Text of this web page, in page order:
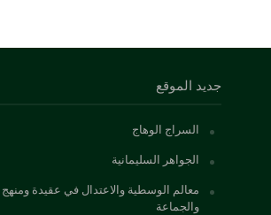
جديد الموقع
السراج الوهاج
الجواهر السليمانية
معالم الوسطية والاعتدال في عقيدة
والجماعة